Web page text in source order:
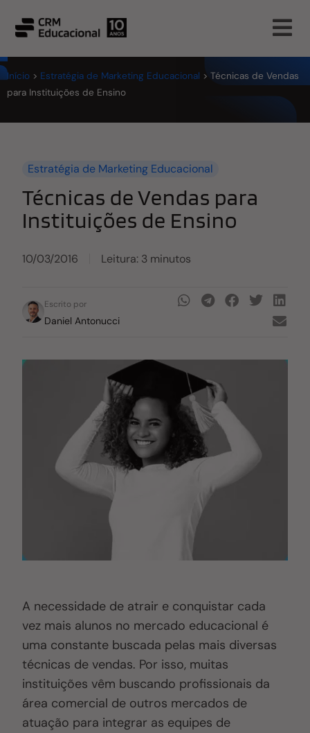
Início > Estratégia de Marketing Educacional > Técnicas de Vendas
para Instituições de Ensino
Estratégia de Marketing Educacional
Técnicas de Vendas para
Instituições de Ensino
10/03/2016 Leitura: 3 minutos
Escrito por
Daniel Antonucci
A necessidade de atrair e conquistar cada
vez mais alunos no mercado educacional é
uma constante buscada pelas mais diversas
técnicas de vendas. Por isso, muitas
instituições vêm buscando profissionais da
área comercial de outros mercados de
atuação para integrar as equipes de